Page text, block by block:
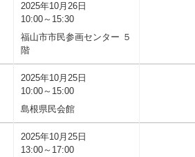
2025年10月26日
10:00～15:30
福山市市民参画センター ５
階
2025年10月25日
10:00～15:00
島根県民会館
2025年10月25日
13:00～17:00